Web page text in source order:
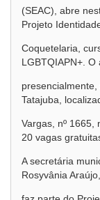
(SEAC), abre
Projeto
Coquetelaria,
LGBTQIAPN+.
Tatajuba,
Vargas, nº 1665,
20 vagas
A secretária
Rosyvânia